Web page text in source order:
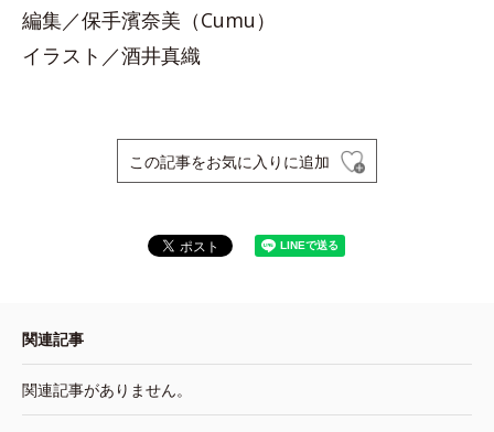
編集／保手濱奈美（Cumu）
イラスト／酒井真織
この記事をお気に入りに追加
関連記事
関連記事がありません。